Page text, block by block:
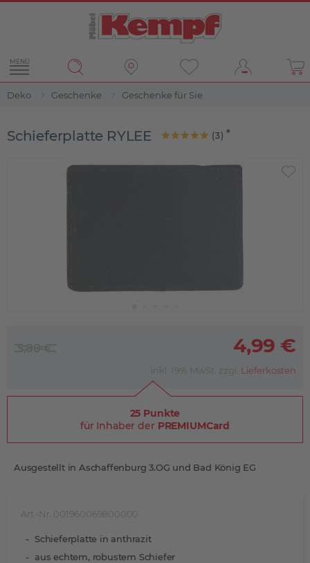
MENÜ
Deko Geschenke Geschenke für Sie
Schieferplatte RYLEE (3)
Art.-Nr. 001960069800000
Schieferplatte in anthrazit
aus echtem, robustem Schiefer
4,99 €
inkl. 19% MwSt. zzgl. Lieferkosten
25 Punkte
für Inhaber der PREMIUMCard
Ausgestellt in Aschaffenburg 3.OG und Bad König EG